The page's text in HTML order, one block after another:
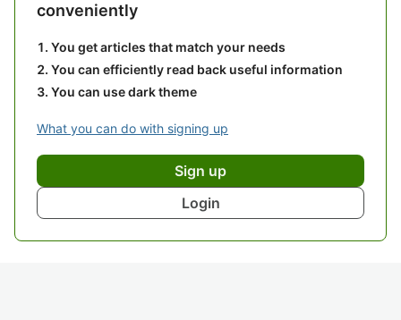
conveniently
You get articles that match your needs
You can efficiently read back useful information
You can use dark theme
What you can do with signing up
Sign up
Login